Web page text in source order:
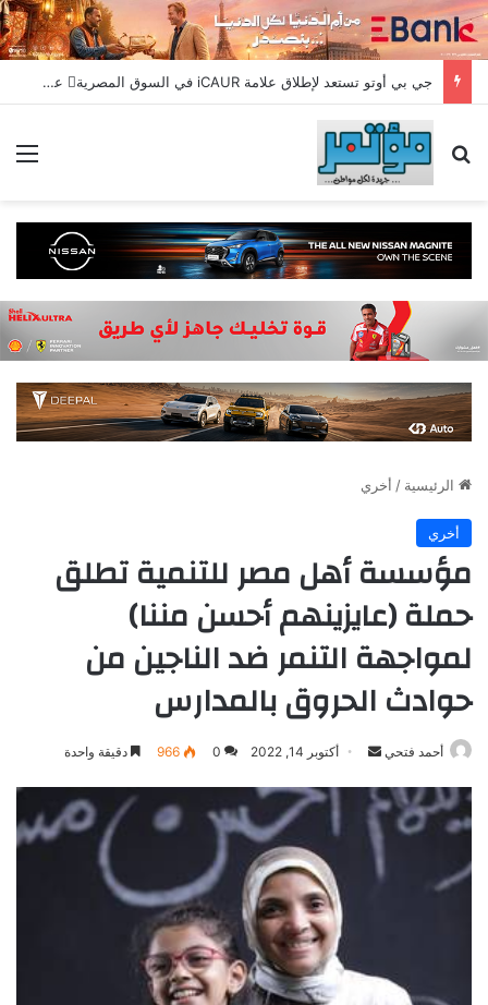
جي بي أوتو تستعد لإطلاق علامة iCAUR في السوق المصرية علامة عالمية جديدة لسيارات الطاقة الجديدة تجمع بين التكنولوجيا الذكية والتصميم الجريء وروح المغامر
بحث عن
الرئيسية / أخري
أخري
مؤسسة أهل مصر للتنمية تطلق
حملة (عايزينهم أحسن مننا)
لمواجهة التنمر ضد الناجين من
حوادث الحروق بالمدارس
أحمد فتحي
أرسل
إلكترونيا
أكتوبر 14, 2022 0
966 دقيقة واحدة